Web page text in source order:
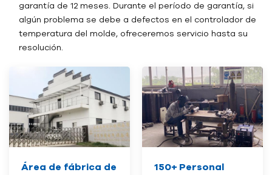
garantía de 12 meses. Durante el período de garantía, si
algún problema se debe a defectos en el controlador de
temperatura del molde, ofreceremos servicio hasta su
resolución.
Área de fábrica de
150+ Personal